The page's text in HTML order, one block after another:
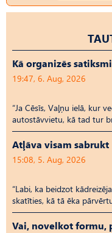
Kā organizēs
19:47, 6. Aug, 2026
“Ja Cēsīs, Vaļņu ielā, kur
autostāvvietu, kā tad tur
Atļāva visam sabrukt
15:08, 5. Aug, 2026
“Labi, ka beidzot
skatīties, kā tā ēka
Vai, novelkot formu,